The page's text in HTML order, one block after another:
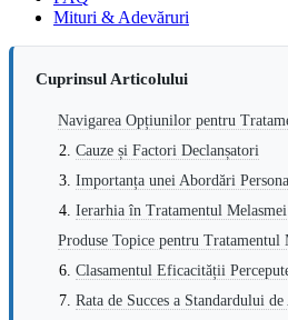
Mituri & Adevăruri
Cuprinsul Articolului
Navigarea Opțiunilor pentru
Cauze și Factori Declanșatori
Importanța unei Abordări
Ierarhia în Tratamentul Melasmei
Produse Topice pentru
Clasamentul Eficacității
Rata de Succes a Standardului